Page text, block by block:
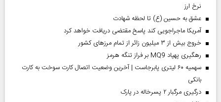
نرخ ارز
عشق به حسین (ع) تا لحظه شهادت
آمریکا ماجراجویی کند پاسخ مقتضی دریافت خواهد کرد
خروج بیش از ۳ میلیون زائر از تمام مرز‌های کشور
رهگیری پهپاد MQ9 بر فراز تنگه هرمز
سهمیه ۶۰ لیتری پابرجاست | آخرین وضعیت اتصال کارت سوخت به کارت
بانکی
درگیری مرگبار ۲ پسرخاله در پارک